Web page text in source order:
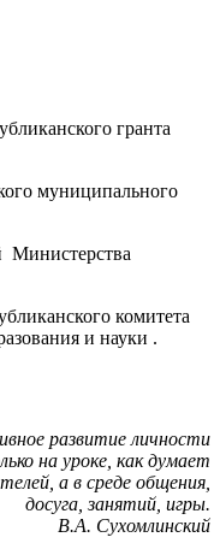
гранта
муниципального
Министерства
комитета
и науки .
развитие личности
на уроке, как думает
а в среде общения,
досуга, занятий, игры.
В.А. Сухомлинский